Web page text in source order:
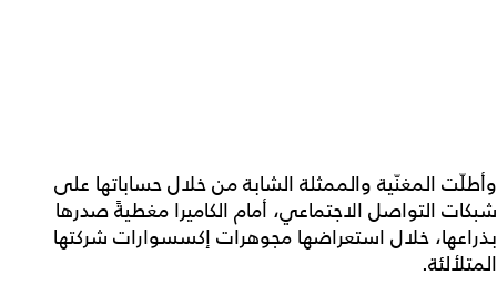
وأطلّت المغنّية والممثلة الشابة من خلال حساباتها على
شبكات التواصل الاجتماعي، أمام الكاميرا مغطيةً صدرها
بذراعها، خلال استعراضها مجوهرات إكسسوارات شركتها
المتلألئة.